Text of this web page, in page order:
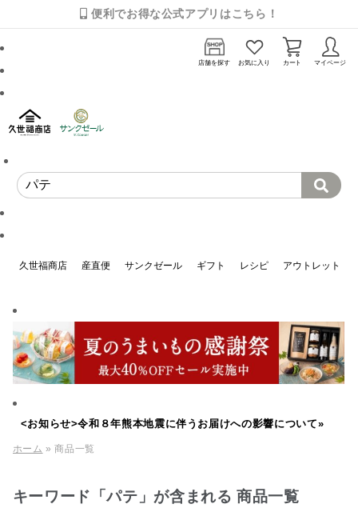
便利でお得な公式アプリはこちら！
店舗を探す お気に入り カート マイページ
久世福商店 産直便 サンクゼール ギフト レシピ アウトレット
<お知らせ>令和８年熊本地震に伴うお届けへの影響について»
ホーム » 商品一覧
キーワード「パテ」が含まれる 商品一覧